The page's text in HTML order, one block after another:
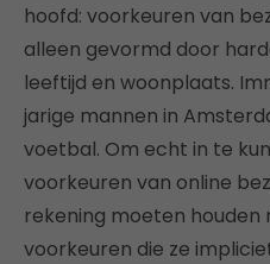
hoofd: voorkeuren van
alleen gevormd door
leeftijd en woonplaats.
jarige mannen in
voetbal. Om echt in te
voorkeuren van online
rekening moeten
voorkeuren die ze